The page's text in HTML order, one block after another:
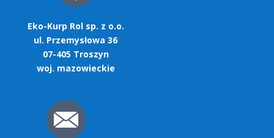
Eko-Kurp Rol sp. z o.o.
ul. Przemysłowa 36
07-405 Troszyn
woj. mazowieckie